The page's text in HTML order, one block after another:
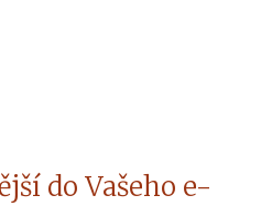
do Vašeho e-